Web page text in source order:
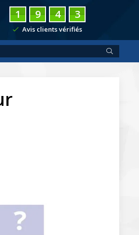
1 9 4 3
Avis clients vérifiés